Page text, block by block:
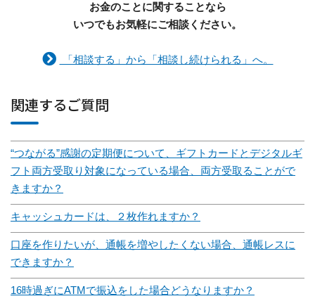
お金のことに関することなら
いつでもお気軽にご相談ください。
「相談する」から「相談し続けられる」へ。
関連するご質問
“つながる”感謝の定期便について、ギフトカードとデジタルギ
フト両方受取り対象になっている場合、両方受取ることがで
きますか？
キャッシュカードは、２枚作れますか？
口座を作りたいが、通帳を増やしたくない場合、通帳レスに
できますか？
16時過ぎにATMで振込をした場合どうなりますか？